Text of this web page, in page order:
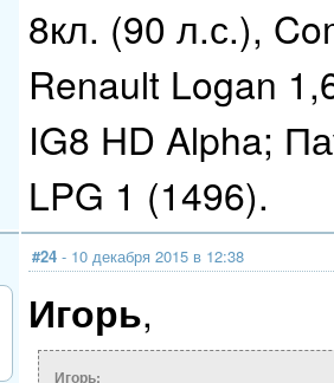
8кл. (90 л.с.),
Renault Logan
IG8 HD Alpha;
LPG 1 (1496).
#24 - 10 декабря 2015 в 12:38
Игорь,
Игорь: